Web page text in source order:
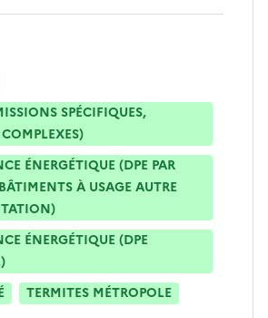
SPÉCIFIQUES,
ÉNERGÉTIQUE (DPE PAR
À USAGE AUTRE
ÉNERGÉTIQUE (DPE
TERMITES MÉTROPOLE